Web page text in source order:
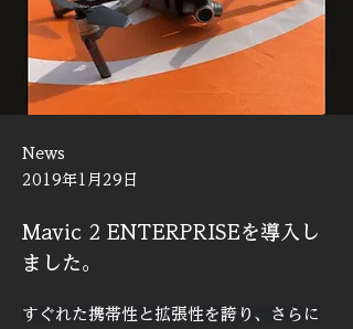
News
2019年1月29日
Mavic 2 ENTERPRISEを導入し
ました。
すぐれた携帯性と拡張性を誇り、さらに